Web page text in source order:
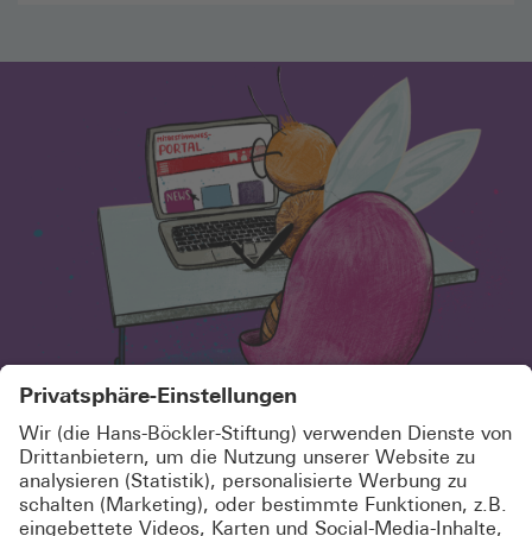
SCHÖN, DASS DU HIER BIST!
MELDE DICH KOSTENLOS AN UND